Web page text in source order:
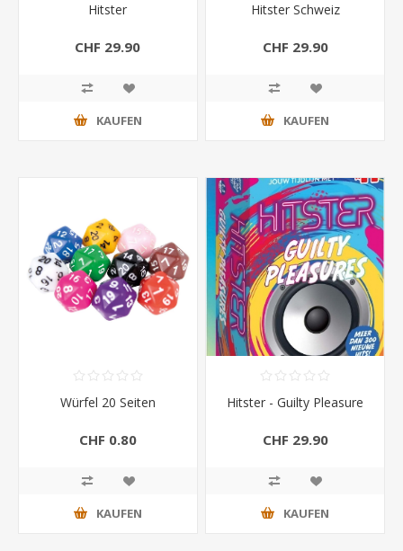
Hitster
CHF 29.90
KAUFEN
Hitster Schweiz
CHF 29.90
KAUFEN
Würfel 20 Seiten
CHF 0.80
KAUFEN
Hitster - Guilty Pleasure
CHF 29.90
KAUFEN